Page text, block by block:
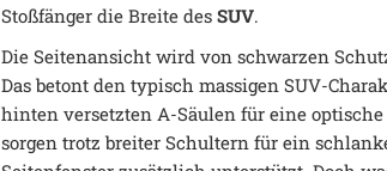
Stoßfänger die Breite desSUV.
Die Seitenansicht wird von schwarzen
Das betont den typisch massigen SUV-
hinten versetzten A-Säulen für eine
sorgen trotz breiter Schultern für ein